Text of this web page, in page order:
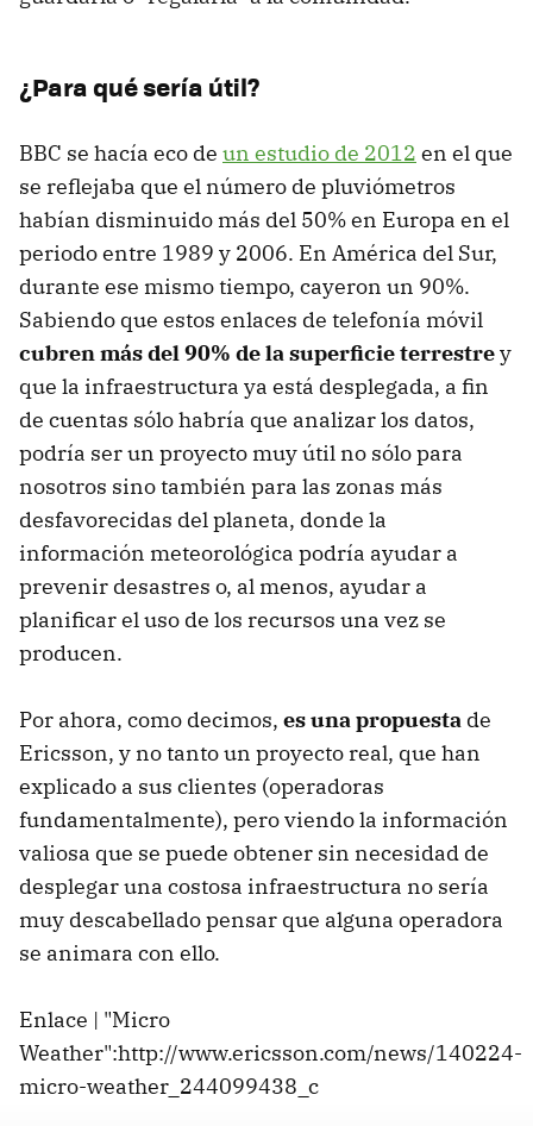
¿Para qué sería útil?
BBC se hacía eco de un estudio de 2012 en el que
se reflejaba que el número de pluviómetros
habían disminuido más del 50% en Europa en el
periodo entre 1989 y 2006. En América del Sur,
durante ese mismo tiempo, cayeron un 90%.
Sabiendo que estos enlaces de telefonía móvil
cubren más del 90% de la superficie terrestrey
que la infraestructura ya está desplegada, a fin
de cuentas sólo habría que analizar los datos,
podría ser un proyecto muy útil no sólo para
nosotros sino también para las zonas más
desfavorecidas del planeta, donde la
información meteorológica podría ayudar a
prevenir desastres o, al menos, ayudar a
planificar el uso de los recursos una vez se
producen.
Por ahora, como decimos, es una propuesta de
Ericsson, y no tanto un proyecto real, que han
explicado a sus clientes (operadoras
fundamentalmente), pero viendo la información
valiosa que se puede obtener sin necesidad de
desplegar una costosa infraestructura no sería
muy descabellado pensar que alguna operadora
se animara con ello.
Enlace | "Micro
Weather":http://www.ericsson.com/news/140224-
micro-weather_244099438_c